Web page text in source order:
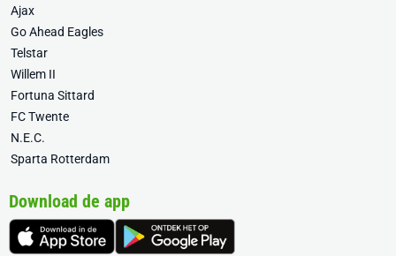
Ajax
Go Ahead Eagles
Telstar
Willem II
Fortuna Sittard
FC Twente
N.E.C.
Sparta Rotterdam
Download de app